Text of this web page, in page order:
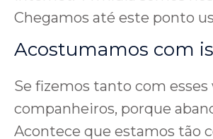
Chegamos até este ponto
Acostumamos com
Se fizemos tanto com esses
companheiros, porque
Acontece que estamos tão